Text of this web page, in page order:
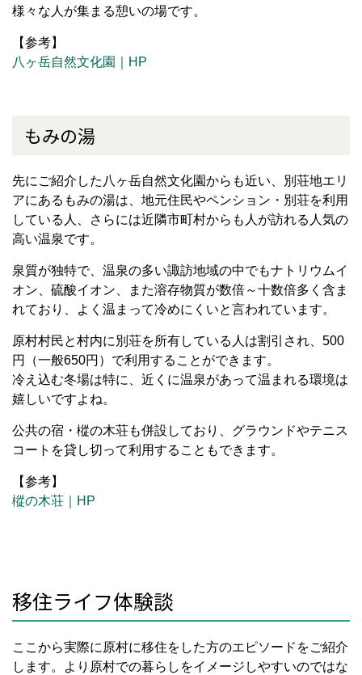
様々な人が集まる憩いの場です。
【参考】
八ヶ岳自然文化園｜HP
もみの湯
先にご紹介した八ヶ岳自然文化園からも近い、別荘地エリ
アにあるもみの湯は、地元住民やペンション・別荘を利用
している人、さらには近隣市町村からも人が訪れる人気の
高い温泉です。
泉質が独特で、温泉の多い諏訪地域の中でもナトリウムイ
オン、硫酸イオン、また溶存物質が数倍～十数倍多く含ま
れており、よく温まって冷めにくいと言われています。
原村村民と村内に別荘を所有している人は割引され、500
円（一般650円）で利用することができます。
冷え込む冬場は特に、近くに温泉があって温まれる環境は
嬉しいですよね。
公共の宿・樅の木荘も併設しており、グラウンドやテニス
コートを貸し切って利用することもできます。
【参考】
樅の木荘｜HP
移住ライフ体験談
ここから実際に原村に移住をした方のエピソードをご紹介
します。より原村での暮らしをイメージしやすいのではな